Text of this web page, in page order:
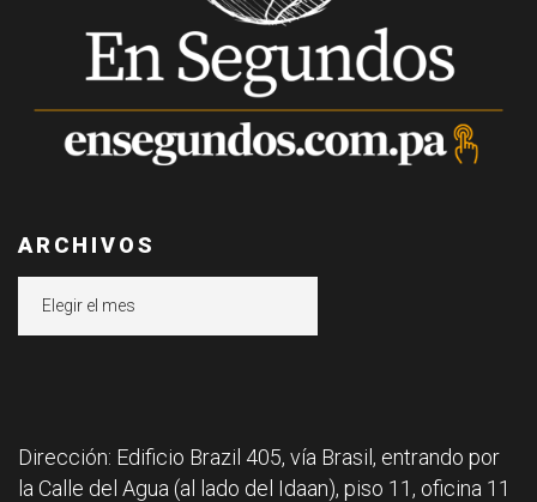
ARCHIVOS
Dirección: Edificio Brazil 405, vía Brasil, entrando por
la Calle del Agua (al lado del Idaan), piso 11, oficina 11